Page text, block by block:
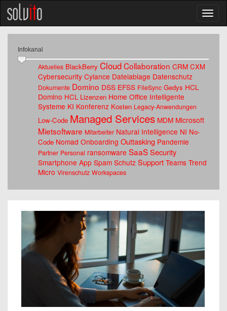
Infokanal
Aktuelles BlackBerry CloudCollaboration CRM CXM
Cybersecurity Cylance Dateiablage Datenschutz
Dokumente Domino DSS EFSS FileSync Gedys HCL
Domino HCL Lizenzen Home Office Intelligente
Systeme KI Konferenz Kosten Legacy-Anwendungen
Low-Code Managed Services MDM Microsoft
Mietsoftware Mitarbeiter Natural Intelligence NI No-
Code Nomad Onboarding Outtasking Pandemie
Partner Personal ransomware SaaSSecurity
Smartphone App Spam Schutz Support Teams Trend
Micro Virenschutz Workspaces